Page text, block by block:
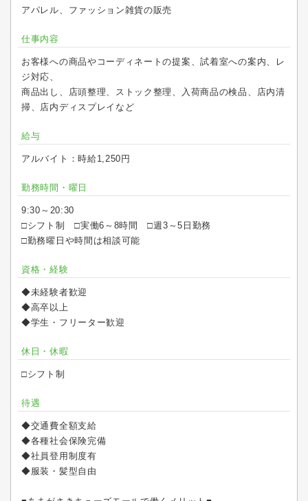
アパレル、ファッション雑貨の販売
仕事内容
お客様への商品やコーディネートの提案、試着室への案内、レ
ジ対応、
商品出し、店頭整理、ストック整理、入荷商品の検品、店内清
掃、店内ディスプレイなど
給与
アルバイト：時給1,250円
勤務時間・曜日
9:30～20:30
□シフト制 □実働6～8時間 □週3～5日勤務
□勤務曜日や時間は相談可能
資格・経験
◆未経験者歓迎
◆高卒以上
◆学生・フリーター歓迎
休日・休暇
□シフト制
待遇
◆交通費全額支給
◆各種社会保険完備
◆社員登用制度有
◆服装・髪型自由